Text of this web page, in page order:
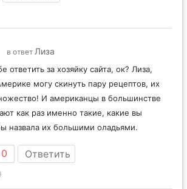
в ответ Лиза
ответить за хозяйку сайта, ок? Лиза,
могу скинуть пару рецептов, их
И американцы в большинстве
как раз именно такие, какие вы
назвала их большими оладьями.
0 Ответить